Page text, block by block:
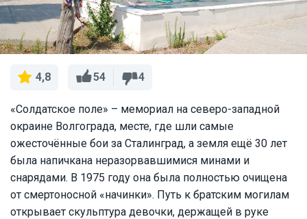
4,8 54 4
«Солдатское поле» – мемориал на северо-западной
окраине Волгограда, месте, где шли самые
ожесточённые бои за Сталинград, а земля ещё 30 лет
была напичкана неразорвавшимися минами и
снарядами. В 1975 году она была полностью очищена
от смертоносной «начинки». Путь к братским могилам
открывает скульптура девочки, держащей в руке